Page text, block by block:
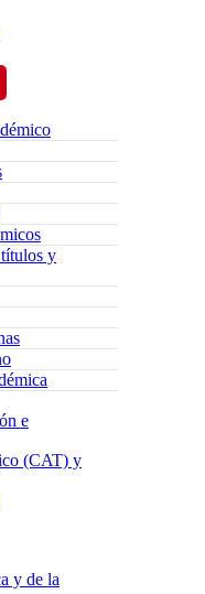
y
e
(CAT) y
y de la